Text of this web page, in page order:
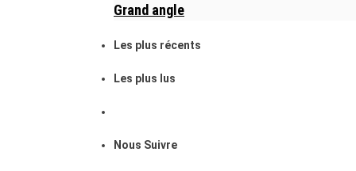
Grand angle
Les plus récents
Les plus lus
Nous Suivre